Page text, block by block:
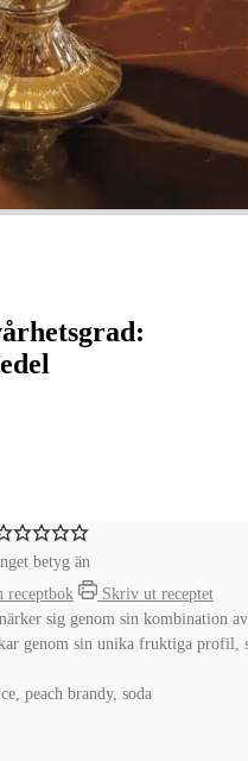
betyg än
Skriv ut receptet
sig genom sin kombination
genom sin unika fruktiga profil,
peach brandy, soda